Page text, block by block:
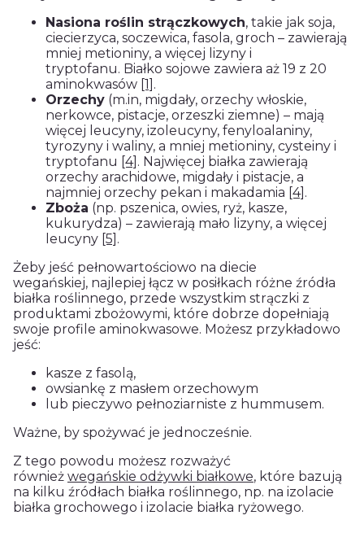
Nasiona roślin strączkowych, takie jak soja,
ciecierzyca, soczewica, fasola, groch – zawierają
mniej metioniny, a więcej lizyny i
tryptofanu. Białko sojowe zawiera aż 19 z 20
aminokwasów [1] .
Orzechy (m.in, migdały, orzechy włoskie,
nerkowce, pistacje, orzeszki ziemne) – mają
więcej leucyny, izoleucyny, fenyloalaniny,
tyrozyny i waliny, a mniej metioniny, cysteiny i
tryptofanu [4] . Najwięcej białka zawierają
orzechy arachidowe, migdały i pistacje, a
najmniej orzechy pekan i makadamia [4] .
Zboża (np. pszenica, owies, ryż, kasze,
kukurydza) – zawierają mało lizyny, a więcej
leucyny [5] .
Żeby jeść pełnowartościowo na diecie
wegańskiej, najlepiej łącz w posiłkach różne źródła
białka roślinnego, przede wszystkim strączki z
produktami zbożowymi, które dobrze dopełniają
swoje profile aminokwasowe. Możesz przykładowo
jeść:
kasze z fasolą,
owsiankę z masłem orzechowym
lub pieczywo pełnoziarniste z hummusem.
Ważne, by spożywać je jednocześnie.
Z tego powodu możesz rozważyć
również wegańskie odżywki białkowe, które bazują
na kilku źródłach białka roślinnego, np. na izolacie
białka grochowego i izolacie białka ryżowego.